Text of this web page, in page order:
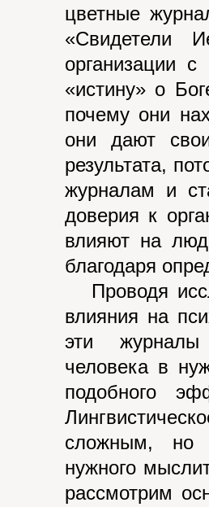
цветные
«Свидетели
организации
«истину» о
почему они
они дают
результата,
журналам и
доверия к
влияют на
благодаря
Проводя
влияния на
эти журналы
человека в
подобного
сложным, но
нужного
рассмотрим